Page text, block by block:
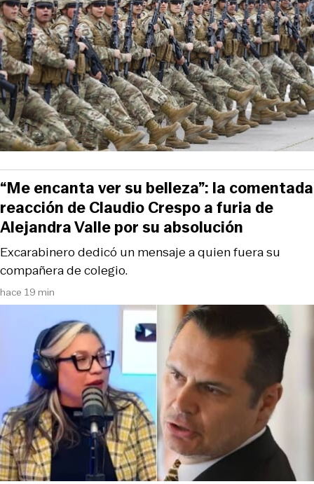
hace 19 min
Excarabinero dedicó un mensaje a quien fuera su
compañera de colegio.
“Me encanta ver su belleza”: la comentada
reacción de Claudio Crespo a furia de
Alejandra Valle por su absolución